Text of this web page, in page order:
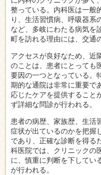
整っている。内科医は一般
り、生活習慣病、呼吸器系
など、多岐にわたる病気を
町を訪れる理由には、交通
アクセスが良好なため、近
のことは、患者にとっても
要因の一つとなっている。
期的な通院は非常に重要で
応じたケアを提供すること
ず詳細な問診が行われる。
患者の病歴、家族歴、生活
症状が出ているのかを把握
であり、正確な診断を得る
科医院では、クリニックの
に、慎重に判断を下してい
が行われる。